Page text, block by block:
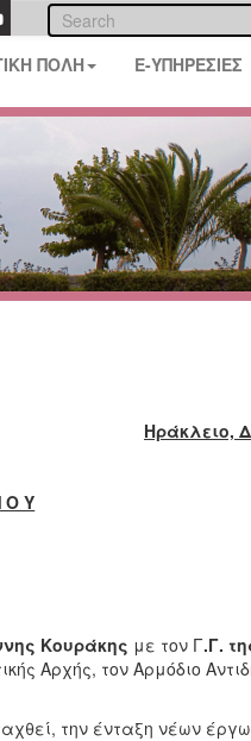
ΠΟΛΗ E-ΥΠΗΡΕΣΙΕΣ
Ηράκλειο,
Ο Υ
Κουράκης με τον Γ.Γ.
Αρχής, τον Αρμόδιο
την ένταξη νέων